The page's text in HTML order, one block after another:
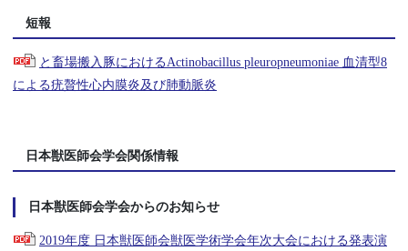
短報
と畜場搬入豚におけるActinobacillus pleuropneumoniae 血清型8
による疣贅性心内膜炎及び肺動脈炎
日本獣医師会学会関係情報
日本獣医師会学会からのお知らせ
2019年度 日本獣医師会獣医学術学会年次大会における発表演